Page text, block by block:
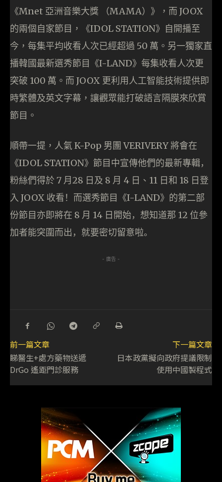
《Mnet 亞洲音樂大獎 （MAMA）》，而 JOOX
的兩個自家節目，《IDOL STATION》自開播至
今，每集平均收看人次已經超過 50 萬。另一獨家直
播韓國最新選秀節目《I-LAND》每集收看人次更
突破 100 萬。而 JOOX 更利用人工智能技術提供即
時繁體及英文字幕，讓觀眾能打破語言隔膜來欣賞
節目。
順帶一提，人氣K-Pop 男團VERIVERY將會在
《IDOL STATION》節目中宣傳他們的最新專輯，
粉絲們得於7 月28 日及 8 月 4 日 、 11 日和 18 日登
入 JOOX 收看！而選秀節目《I-LAND》的第二部
份節目亦即將在 8 月 14 日開始，想知道那 12 位參
加者能突圍而出，就要密切留意啦。
- 廣告 -
前一篇文章
睇醫生+處方藥物送遞
DrGo 遙距門診服務
下一篇文章
日本政黨擬向政府提議限制
使用中國製程式